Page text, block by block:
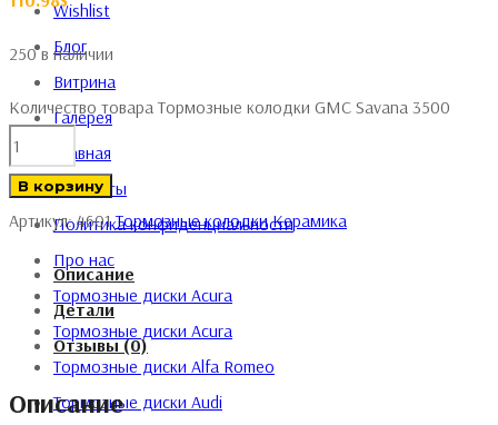
Wishlist
Блог
Витрина
Галерея
Главная
Контакты
Политика конфиденциальности
Про нас
Тормозные диски Acura
Тормозные диски Acura
Тормозные диски Alfa Romeo
Тормозные диски Audi
250 в наличии
Количество товара Тормозные колодки GMC Savana 3500
В корзину
Артикул:4601 Тормозные колодки Керамика
Описание
Детали
Отзывы (0)
Описание